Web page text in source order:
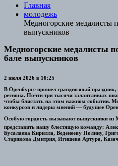
Главная
молодежь
Медногорские медалисты
выпускников
Медногорские медалисты
бале выпускников
2 июля 2026 в 10:25
В Оренбурге прошел грандиозный
региона. Почти три тысячи талантливых
чтобы блистать на этом важном событии.
конкурсов и лидеры мнений — будущее
Особую гордость вызывают выпускники
представить нашу блестящую команду:
Бусалаева Кирилла, Веденееву Полину,
Старикова Дмитрия, Игишева Артура,